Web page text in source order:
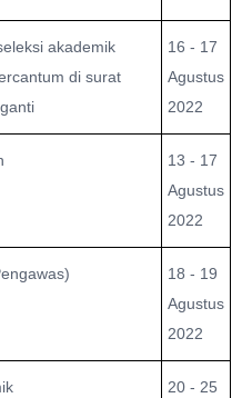
akademik
di surat
16 - 17
Agustus
2022
13 - 17
Agustus
2022
18 - 19
Agustus
2022
20 - 25